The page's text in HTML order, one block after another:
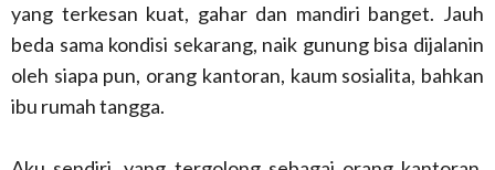
yang terkesan kuat, gahar dan mandiri banget. Jauh
beda sama kondisi sekarang, naik gunung bisa dijalanin
oleh siapa pun, orang kantoran, kaum sosialita, bahkan
ibu rumah tangga.